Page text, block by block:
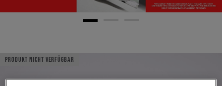
PRODUKT NICHT VERFÜGBAR